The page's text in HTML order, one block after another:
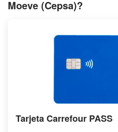
Moeve (Cepsa)?
Tarjeta Carrefour PASS